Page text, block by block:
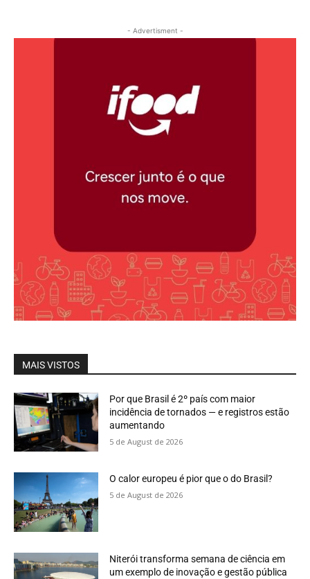
- Advertisment -
MAIS VISTOS
Por que Brasil é 2º país com maior
incidência de tornados — e registros estão
aumentando
5 de August de 2026
O calor europeu é pior que o do Brasil?
5 de August de 2026
Niterói transforma semana de ciência em
um exemplo de inovação e gestão pública